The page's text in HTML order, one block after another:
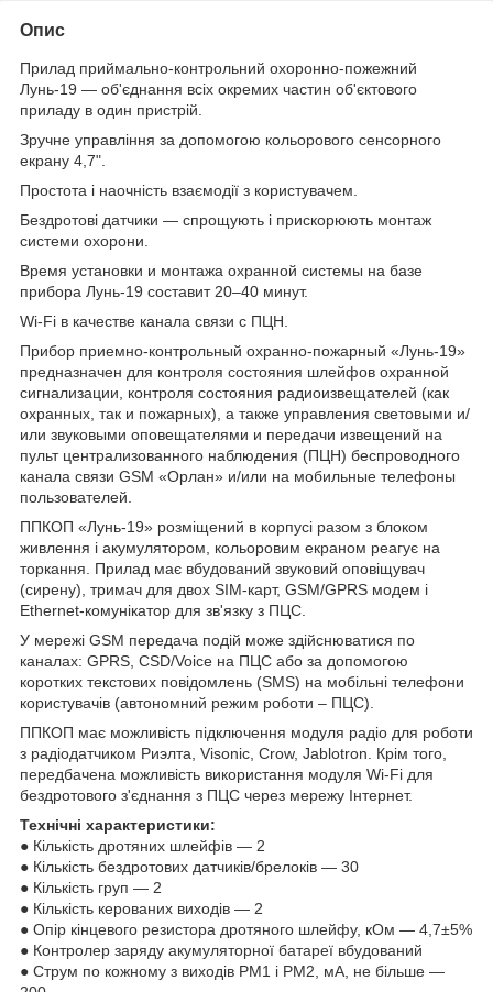
Опис
Прилад приймально-контрольний охоронно-пожежний
Лунь-19 ― об'єднання всіх окремих частин об'єктового
приладу в один пристрій.
Зручне управління за допомогою кольорового сенсорного
екрану 4,7".
Простота і наочність взаємодії з користувачем.
Бездротові датчики ― спрощують і прискорюють монтаж
системи охорони.
Время установки и монтажа охранной системы на базе
прибора Лунь-19 составит 20–40 минут.
Wi-Fi в качестве канала связи с ПЦН.
Прибор приемно-контрольный охранно-пожарный «Лунь-19»
предназначен для контроля состояния шлейфов охранной
сигнализации, контроля состояния радиоизвещателей (как
охранных, так и пожарных), а также управления световыми и/
или звуковыми оповещателями и передачи извещений на
пульт централизованного наблюдения (ПЦН) беспроводного
канала связи GSM «Орлан» и/или на мобильные телефоны
пользователей.
ППКОП «Лунь-19» розміщений в корпусі разом з блоком
живлення і акумулятором, кольоровим екраном реагує на
торкання. Прилад має вбудований звуковий оповіщувач
(сирену), тримач для двох SIM-карт, GSM/GPRS модем і
Ethernet-комунікатор для зв'язку з ПЦС.
У мережі GSM передача подій може здійснюватися по
каналах: GPRS, CSD/Voice на ПЦС або за допомогою
коротких текстових повідомлень (SMS) на мобільні телефони
користувачів (автономний режим роботи – ПЦС).
ППКОП має можливість підключення модуля радіо для роботи
з радіодатчиком Риэлта, Visonic, Crow, Jablotron. Крім того,
передбачена можливість використання модуля Wi-Fi для
бездротового з'єднання з ПЦС через мережу Інтернет.
Технічні характеристики:
● Кількість дротяних шлейфів ― 2
● Кількість бездротових датчиків/брелоків ― 30
● Кількість груп ― 2
● Кількість керованих виходів ― 2
● Опір кінцевого резистора дротяного шлейфу, кОм ― 4,7±5%
● Контролер заряду акумуляторної батареї вбудований
● Струм по кожному з виходів PM1 і PM2, мА, не більше ―